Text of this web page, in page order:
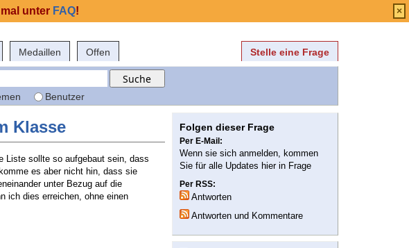
Medaillen Offen Stelle eine Frage
Benutzer
Klasse
Liste sollte so aufgebaut sein, dass
es aber nicht hin, dass sie
unter Bezug auf die
ich dies erreichen, ohne einen
Folgen dieser Frage
Per E-Mail:
Wenn sie sich anmelden, kommen
Sie für alle Updates hier in Frage
Per RSS:
Antworten
Antworten und Kommentare
unter FAQ! ×